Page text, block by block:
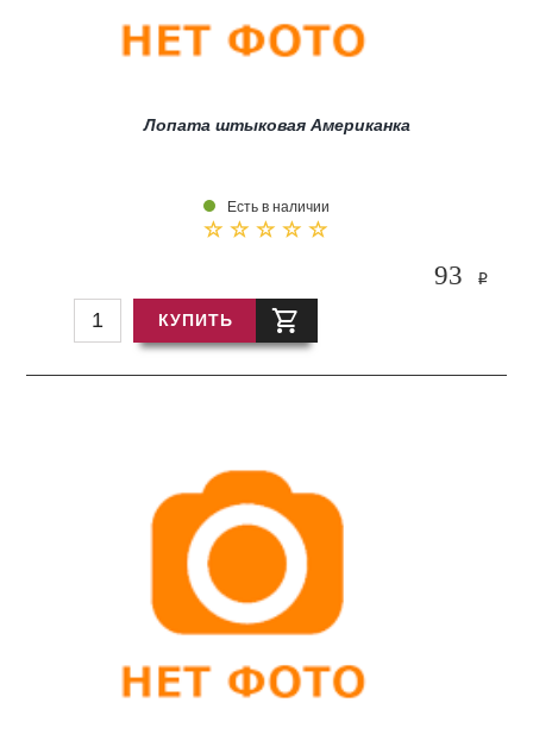
Лопата штыковая Американка
Есть в наличии
93 i
КУПИТЬ